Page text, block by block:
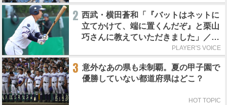
2 西武・横田蒼和「『バットはネットに
立てかけて、端に置くんだぞ』と栗山
巧さんに教えていただきました」／憧
PLAYER'S VOICE
3 意外なあの県も未制覇。夏の甲子園で
優勝していない都道府県はどこ？
HOT TOPIC